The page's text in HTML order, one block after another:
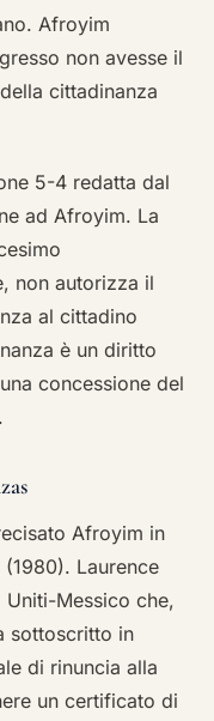
Afroyim
non avesse il
cittadinanza
5-4 redatta dal
ad Afroyim. La
non autorizza il
al cittadino
è un diritto
concessione del
Afroyim in
Laurence
Uniti-Messico che,
sottoscritto in
di rinuncia alla
un certificato di